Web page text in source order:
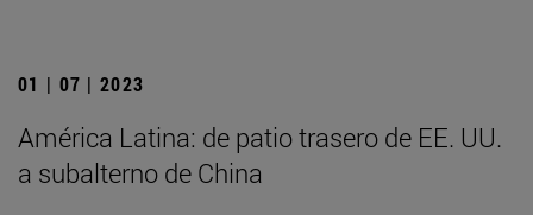
01 | 07 | 2023
América Latina: de patio trasero de EE. UU.
a subalterno de China